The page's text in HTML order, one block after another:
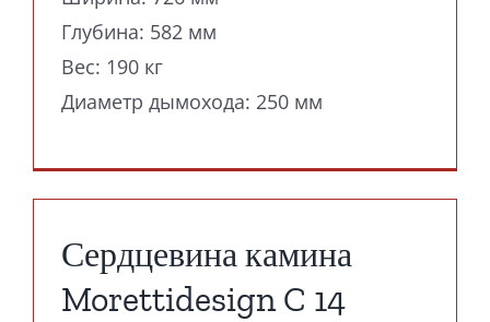
Глубина: 582 мм
Вес: 190 кг
Диаметр дымохода: 250 мм
Сердцевина камина
Morettidesign C 14